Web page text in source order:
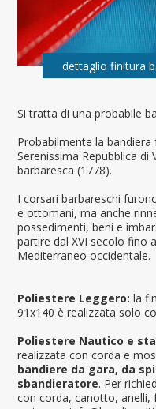
Si tratta di una probabile
Probabilmente la
Serenissima Repubblica
barbaresca (1778).
I corsari barbareschi
e ottomani, ma anche
possedimenti, beni e
partire dal XVI secolo fino
Mediterraneo occidentale.
Poliestere Leggero: la
91x140 è realizzata solo
Poliestere Nautico e
realizzata con corda e
bandiere da gara, da
sbandieratore. Per
con corda, canotto,
dettaglio finitura